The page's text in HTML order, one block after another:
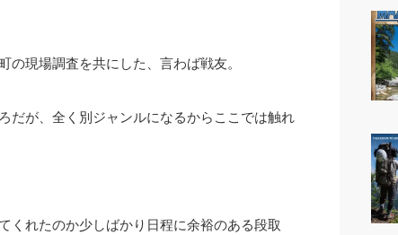
現場調査を共にした、言わば戦友。
だが、全く別ジャンルになるからここでは触れ
くれたのか少しばかり日程に余裕のある段取